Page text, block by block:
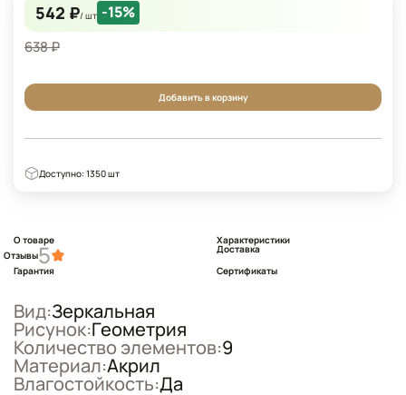
542 ₽/ шт -15%
638 ₽
Добавить в корзину
Доступно: 1350 шт
О товаре
Характеристики
Отзывы5
Доставка
Гарантия
Сертификаты
Вид:Зеркальная
Рисунок:Геометрия
Количество элементов:9
Материал:Акрил
Влагостойкость:Да